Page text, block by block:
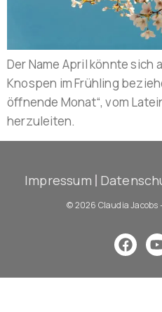
Der Name April könnte sich
Knospen im Frühling
öffnende Monat“, vom
herzuleiten.
Impressum
© 2026 Claudia Jacobs